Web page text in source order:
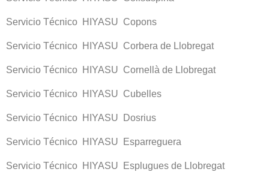
Servicio Técnico HIYASU Copons
Servicio Técnico HIYASU Corbera de Llobregat
Servicio Técnico HIYASU Cornellà de Llobregat
Servicio Técnico HIYASU Cubelles
Servicio Técnico HIYASU Dosrius
Servicio Técnico HIYASU Esparreguera
Servicio Técnico HIYASU Esplugues de Llobregat